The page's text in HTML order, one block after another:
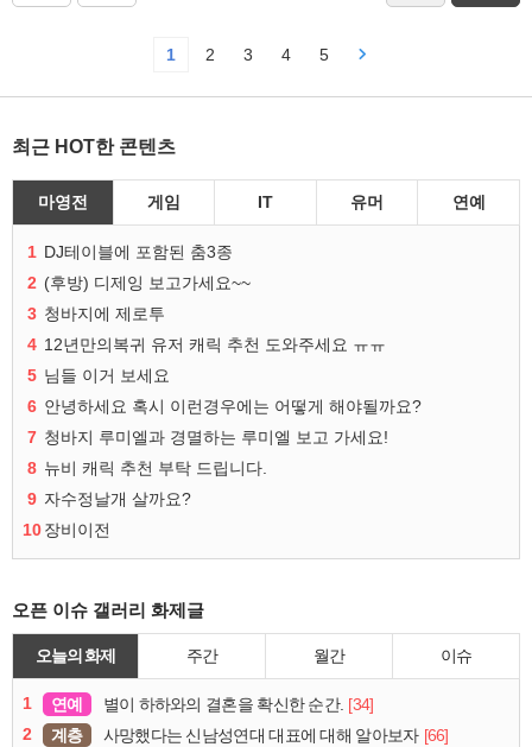
1 2 3 4 5
최근 HOT한 콘텐츠
마영전 게임 IT 유머 연예
1 DJ테이블에 포함된 춤3종
2 (후방) 디제잉 보고가세요~~
3 청바지에 제로투
4 12년만의복귀 유저 캐릭 추천 도와주세요 ㅠㅠ
5 님들 이거 보세요
6 안녕하세요 혹시 이런경우에는 어떻게 해야될까요?
7 청바지 루미엘과 경멸하는 루미엘 보고 가세요!
8 뉴비 캐릭 추천 부탁 드립니다.
9 자수정날개 살까요?
10장비이전
오픈 이슈 갤러리 화제글
오늘의 화제 주간 월간 이슈
1 연예 별이 하하와의 결혼을 확신한 순간. [34]
2
계층 사망했다는 신남성연대 대표에 대해 알아보자 [66]